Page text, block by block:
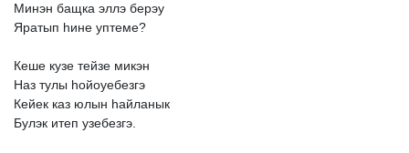
Минэн бащка эллэ берэу
Яратып hине уптеме?
Кеше кузе тейзе микэн
Наз тулы hойоуебезгэ
Кейек каз юлын hайланык
Булэк итеп узебезгэ.